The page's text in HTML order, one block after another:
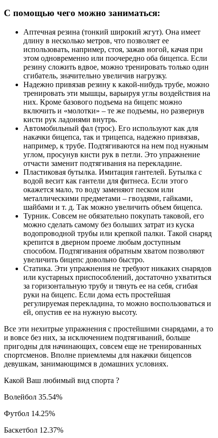
С помощью чего можно заниматься:
Аптечная резина (тонкий широкий жгут). Она имеет
длину в несколько метров, что позволяет ее
использовать, например, стоя, зажав ногой, качая при
этом одновременно или поочередно оба бицепса. Если
резину сложить вдвое, можно тренировать только один
сгибатель, значительно увеличив нагрузку.
Надежно привязав резину к какой-нибудь трубе, можно
тренировать эти мышцы, варьируя углы воздействия на
них. Кроме базового подъема на бицепс можно
включить и «молотки» – те же подъемы, но развернув
кисти рук ладонями внутрь.
Автомобильный фал (трос). Его используют как для
накачки бицепса, так и трицепса, надежно привязав,
например, к трубе. Подтягиваются на нем под нужным
углом, просунув кисти рук в петли. Это упражнение
отчасти заменит подтягивания на перекладине.
Пластиковая бутылка. Имитация гантелей. Бутылка с
водой весит как гантели для фитнеса. Если этого
окажется мало, то воду заменяют песком или
металлическими предметами – гвоздями, гайками,
шайбами и т. д. Так можно увеличить объем бицепса.
Турник. Совсем не обязательно покупать таковой, его
можно сделать самому без больших затрат из куска
водопроводной трубы или крепкой палки. Такой снаряд
крепится в дверном проеме любым доступным
способом. Подтягивания обратным хватом позволяют
увеличить бицепс довольно быстро.
Статика. Эти упражнения не требуют никаких снарядов
или кустарных приспособлений, достаточно ухватиться
за горизонтальную трубу и тянуть ее на себя, сгибая
руки на бицепс. Если дома есть простейшая
регулируемая перекладина, то можно воспользоваться и
ей, опустив ее на нужную высоту.
Все эти нехитрые упражнения с простейшими снарядами, а то
и вовсе без них, за исключением подтягиваний, больше
пригодны для начинающих, совсем еще не тренированных
спортсменов. Вполне приемлемы для накачки бицепсов
девушкам, занимающимся в домашних условиях.
Какой Ваш любимый вид спорта ?
Волейбол 35.54%
Футбол 14.25%
Баскетбол 12.37%